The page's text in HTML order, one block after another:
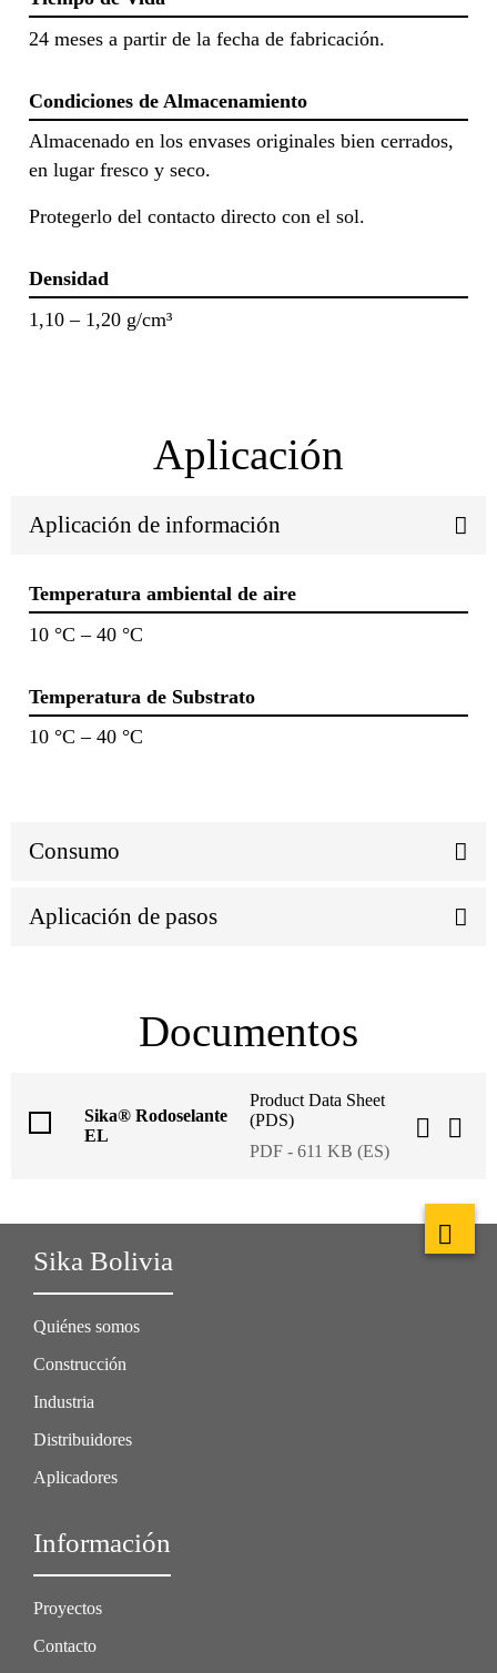
24 meses a partir de la fecha de fabricación.
Condiciones de Almacenamiento
Almacenado en los envases originales bien cerrados,
en lugar fresco y seco.
Protegerlo del contacto directo con el sol.
Densidad
1,10 – 1,20 g/cm³
Aplicación
Aplicación de información
Temperatura ambiental de aire
10 °C – 40 °C
Temperatura de Substrato
10 °C – 40 °C
Consumo
Aplicación de pasos
Documentos
Sika® Rodoselante
EL
Product Data Sheet
(PDS)
PDF - 611 KB (ES)
Sika Bolivia
Quiénes somos
Construcción
Industria
Distribuidores
Aplicadores
Información
Proyectos
Contacto